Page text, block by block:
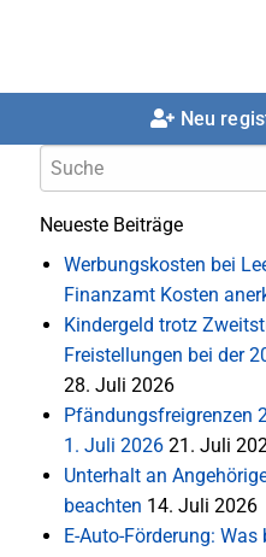
Neu
Neueste Beiträge
Werbungskosten bei
Finanzamt Kosten
Kindergeld trotz
Freistellungen bei der
28. Juli 2026
Pfändungsfreigrenzen
1. Juli 2026 21. Juli
Unterhalt an
beachten 14. Juli 2026
E-Auto-Förderung: